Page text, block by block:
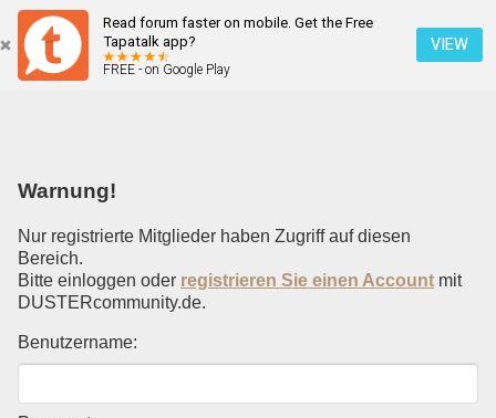
Read forum faster on mobile. Get the Free
Tapatalk app?
FREE - on Google Play
VIEW
Einloggen
Warnung!
Nur registrierte Mitglieder haben Zugriff auf diesen
Bereich.
Bitte einloggen oder registrieren Sie einen Account mit
DUSTERcommunity.de.
Benutzername: